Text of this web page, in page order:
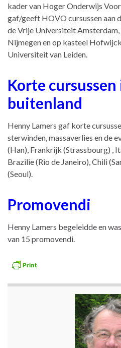
kader van Hoger Onderwijs
gaf/geeft HOVO cursussen aan
de Vrije Universiteit
Nijmegen en op kasteel
Universiteit van Leiden.
Korte
buitenland
Henny Lamers gaf korte
sterwinden, massaverlies en de
(Han), Frankrijk (Strassbourg) ,
Brazilie (Rio de Janeiro), Chili
(Seoul).
Promovendi
Henny Lamers begeleidde en
van 15 promovendi.